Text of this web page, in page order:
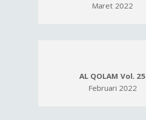
Maret 2022
AL QOLAM Vol. 25
Februari 2022